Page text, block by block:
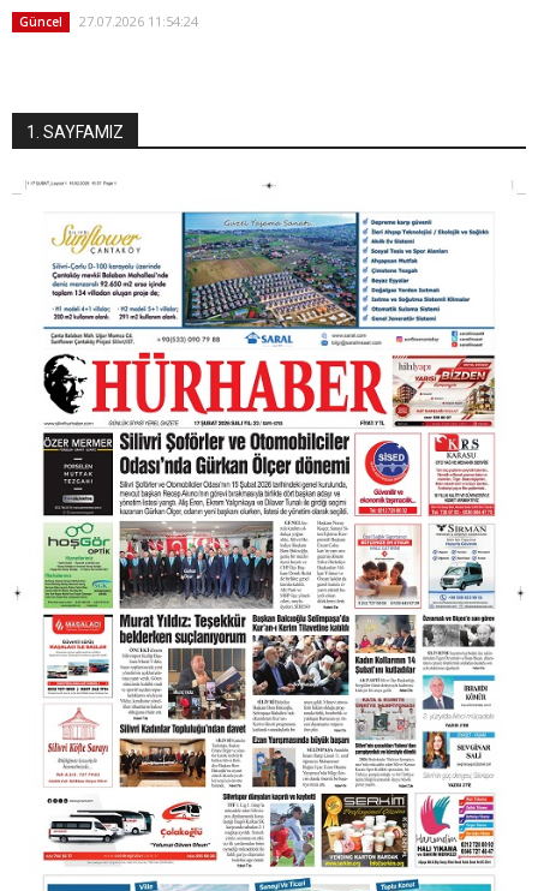
Güncel 27.07.2026 11:54:24
1. SAYFAMIZ